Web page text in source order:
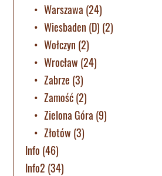
Warszawa (24)
Wiesbaden (D) (2)
Wołczyn (2)
Wrocław (24)
Zabrze (3)
Zamość(2)
Zielona Góra (9)
Złotów (3)
Info (46)
Info2 (34)